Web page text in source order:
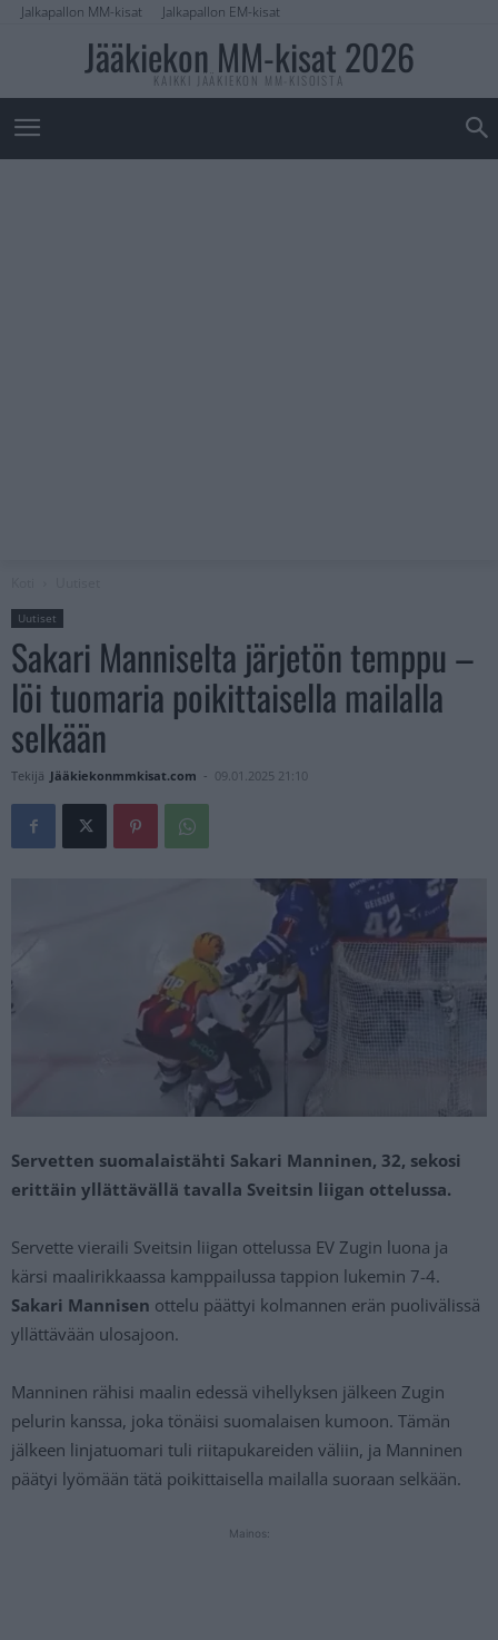
Jalkapallon MM-kisat Jalkapallon EM-kisat
Jääkiekon MM-kisat 2026
KAIKKI JÄÄKIEKON MM-KISOISTA
Uutiset
Sakari Manniselta järjetön temppu –
löi tuomaria poikittaisella mailalla
selkään
Tekijä Jääkiekonmmkisat.com - 09.01.2025 21:10
Servetten suomalaistähti Sakari Manninen, 32, sekosi
erittäin yllättävällä tavalla Sveitsin liigan ottelussa.
Servette vieraili Sveitsin liigan ottelussa EV Zugin luona ja
kärsi maalirikkaassa kamppailussa tappion lukemin 7-4.
Sakari Mannisen ottelu päättyi kolmannen erän puolivälissä
yllättävään ulosajoon.
Manninen rähisi maalin edessä vihellyksen jälkeen Zugin
pelurin kanssa, joka tönäisi suomalaisen kumoon. Tämän
jälkeen linjatuomari tuli riitapukareiden väliin, ja Manninen
päätyi lyömään tätä poikittaisella mailalla suoraan selkään.
Mainos: